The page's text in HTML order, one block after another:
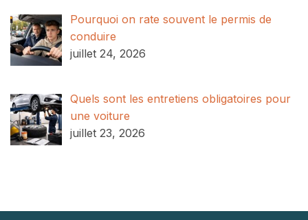
Pourquoi on rate souvent le permis de
conduire
juillet 24, 2026
Quels sont les entretiens obligatoires pour
une voiture
juillet 23, 2026